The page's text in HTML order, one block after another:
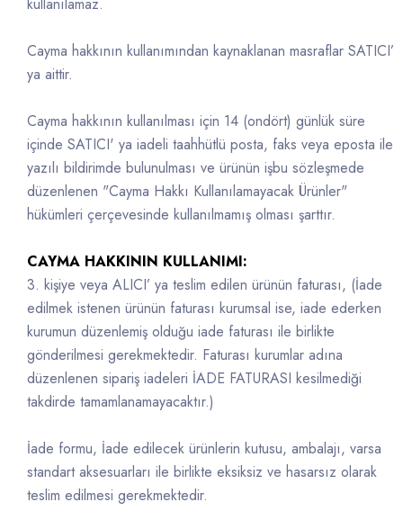
Cayma hakkının kullanımından kaynaklanan masraflar SATICI’
ya aittir.
Cayma hakkının kullanılması için 14 (ondört) günlük süre
içinde SATICI' ya iadeli taahhütlü posta, faks veya eposta ile
yazılı bildirimde bulunulması ve ürünün işbu sözleşmede
düzenlenen "Cayma Hakkı Kullanılamayacak Ürünler"
hükümleri çerçevesinde kullanılmamış olması şarttır.
CAYMA HAKKININ KULLANIMI:
3. kişiye veya ALICI’ ya teslim edilen ürünün faturası, (İade
edilmek istenen ürünün faturası kurumsal ise, iade ederken
kurumun düzenlemiş olduğu iade faturası ile birlikte
gönderilmesi gerekmektedir. Faturası kurumlar adına
düzenlenen sipariş iadeleri İADE FATURASI kesilmediği
takdirde tamamlanamayacaktır.)
İade formu, İade edilecek ürünlerin kutusu, ambalajı, varsa
standart aksesuarları ile birlikte eksiksiz ve hasarsız olarak
teslim edilmesi gerekmektedir.